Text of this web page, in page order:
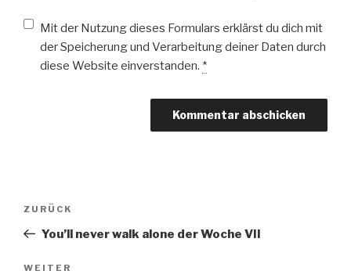
Mit der Nutzung dieses Formulars erklärst du dich mit
der Speicherung und Verarbeitung deiner Daten durch
diese Website einverstanden. *
Beitragsnavigation
Vorheriger
Beitrag
ZURÜCK
You’ll never walk alone der Woche VII
Nächster
WEITER